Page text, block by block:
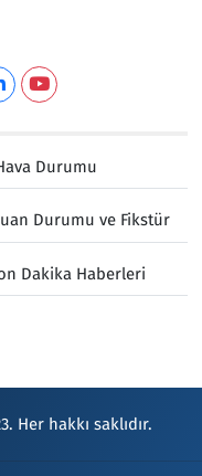
Durumu
Durumu ve Fikstür
Dakika Haberleri
Her hakkı saklıdır.